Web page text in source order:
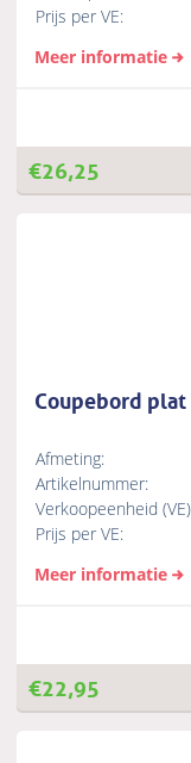
Prijs per VE:
Meer informatie
€26,25
Coupebord
Afmeting:
Artikelnummer:
Verkoopeenheid
Prijs per VE:
Meer informatie
€22,95